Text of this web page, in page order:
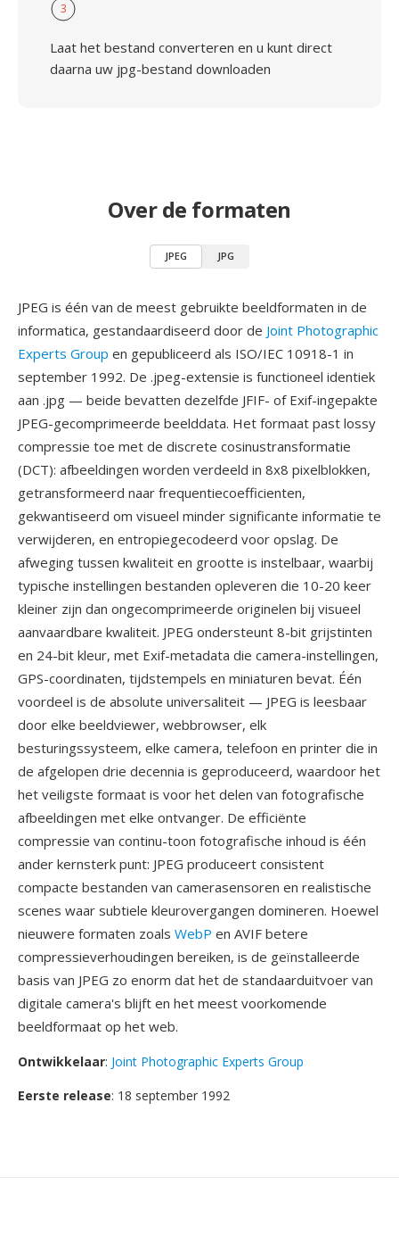
3
Laat het bestand converteren en u kunt direct
daarna uw jpg-bestand downloaden
Over de formaten
JPEG JPG
JPEG is één van de meest gebruikte beeldformaten in de
informatica, gestandaardiseerd door de Joint Photographic
Experts Group en gepubliceerd als ISO/IEC 10918-1 in
september 1992. De .jpeg-extensie is functioneel identiek
aan .jpg — beide bevatten dezelfde JFIF- of Exif-ingepakte
JPEG-gecomprimeerde beelddata. Het formaat past lossy
compressie toe met de discrete cosinustransformatie
(DCT): afbeeldingen worden verdeeld in 8x8 pixelblokken,
getransformeerd naar frequentiecoefficienten,
gekwantiseerd om visueel minder significante informatie te
verwijderen, en entropiegecodeerd voor opslag. De
afweging tussen kwaliteit en grootte is instelbaar, waarbij
typische instellingen bestanden opleveren die 10-20 keer
kleiner zijn dan ongecomprimeerde originelen bij visueel
aanvaardbare kwaliteit. JPEG ondersteunt 8-bit grijstinten
en 24-bit kleur, met Exif-metadata die camera-instellingen,
GPS-coordinaten, tijdstempels en miniaturen bevat. Één
voordeel is de absolute universaliteit — JPEG is leesbaar
door elke beeldviewer, webbrowser, elk
besturingssysteem, elke camera, telefoon en printer die in
de afgelopen drie decennia is geproduceerd, waardoor het
het veiligste formaat is voor het delen van fotografische
afbeeldingen met elke ontvanger. De efficiënte
compressie van continu-toon fotografische inhoud is één
ander kernsterk punt: JPEG produceert consistent
compacte bestanden van camerasensoren en realistische
scenes waar subtiele kleurovergangen domineren. Hoewel
nieuwere formaten zoals WebP en AVIF betere
compressieverhoudingen bereiken, is de geïnstalleerde
basis van JPEG zo enorm dat het de standaarduitvoer van
digitale camera's blijft en het meest voorkomende
beeldformaat op het web.
Ontwikkelaar: Joint Photographic Experts Group
Eerste release: 18 september 1992